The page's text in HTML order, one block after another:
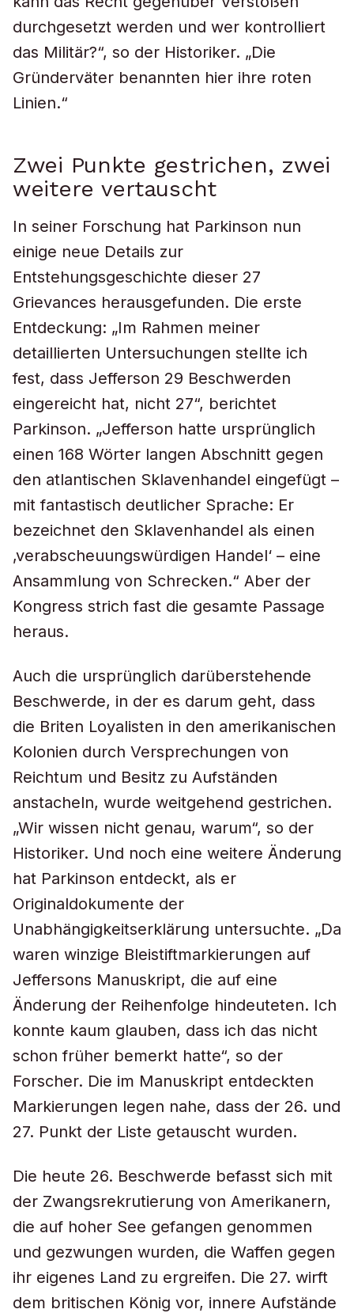
durchgesetzt werden und wer kontrolliert
das Militär?“, so der Historiker. „Die
Gründerväter benannten hier ihre roten
Linien.“
Zwei Punkte gestrichen, zwei
weitere vertauscht
In seiner Forschung hat Parkinson nun
einige neue Details zur
Entstehungsgeschichte dieser 27
Grievances herausgefunden. Die erste
Entdeckung: „Im Rahmen meiner
detaillierten Untersuchungen stellte ich
fest, dass Jefferson 29 Beschwerden
eingereicht hat, nicht 27“, berichtet
Parkinson. „Jefferson hatte ursprünglich
einen 168 Wörter langen Abschnitt gegen
den atlantischen Sklavenhandel eingefügt –
mit fantastisch deutlicher Sprache: Er
bezeichnet den Sklavenhandel als einen
‚verabscheuungswürdigen Handel‘ – eine
Ansammlung von Schrecken.“ Aber der
Kongress strich fast die gesamte Passage
heraus.
Auch die ursprünglich darüberstehende
Beschwerde, in der es darum geht, dass
die Briten Loyalisten in den amerikanischen
Kolonien durch Versprechungen von
Reichtum und Besitz zu Aufständen
anstacheln, wurde weitgehend gestrichen.
„Wir wissen nicht genau, warum“, so der
Historiker. Und noch eine weitere Änderung
hat Parkinson entdeckt, als er
Originaldokumente der
Unabhängigkeitserklärung untersuchte. „Da
waren winzige Bleistiftmarkierungen auf
Jeffersons Manuskript, die auf eine
Änderung der Reihenfolge hindeuteten. Ich
konnte kaum glauben, dass ich das nicht
schon früher bemerkt hatte“, so der
Forscher. Die im Manuskript entdeckten
Markierungen legen nahe, dass der 26. und
27. Punkt der Liste getauscht wurden.
Die heute 26. Beschwerde befasst sich mit
der Zwangsrekrutierung von Amerikanern,
die auf hoher See gefangen genommen
und gezwungen wurden, die Waffen gegen
ihr eigenes Land zu ergreifen. Die 27. wirft
dem britischen König vor, innere Aufstände